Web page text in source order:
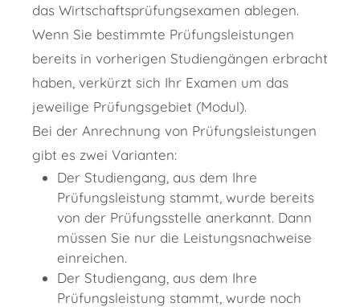
das Wirtschaftsprüfungsexamen ablegen.
Wenn Sie bestimmte Prüfungsleistungen
bereits in vorherigen Studiengängen erbracht
haben, verkürzt sich Ihr Examen um das
jeweilige Prüfungsgebiet (Modul).
Bei der Anrechnung von Prüfungsleistungen
gibt es zwei Varianten:
Der Studiengang, aus dem Ihre
Prüfungsleistung stammt, wurde bereits
von der Prüfungsstelle anerkannt. Dann
müssen Sie nur die Leistungsnachweise
einreichen.
Der Studiengang, aus dem Ihre
Prüfungsleistung stammt, wurde noch